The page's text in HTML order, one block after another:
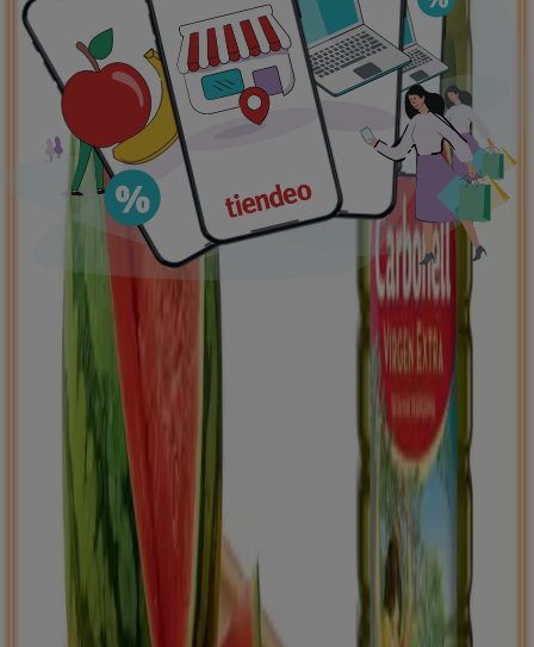
Ofertas destacadas
supermercados jardín y bricolaje Freidora de airepatinete
eléctrico
aceite de olivacomida
asiáticaaguacatesbomba de agua
Tiendeo en tu ciudad
Barcelona Sevilla
Zaragoza
Palma de Mallorca Alicante
Murcia
Las Palmas de Gran Canaria
Valladolid
Vigo
Granada
Ver más ciudades
Descargar la APP
Tiendeo international